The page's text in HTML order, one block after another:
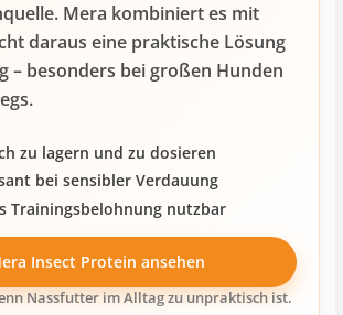
Mera kombiniert es mit
daraus eine praktische Lösung
– besonders bei großen Hunden
zu lagern und zu dosieren
bei sensibler Verdauung
Trainingsbelohnung nutzbar
Insect Protein ansehen
Nassfutter im Alltag zu unpraktisch ist.